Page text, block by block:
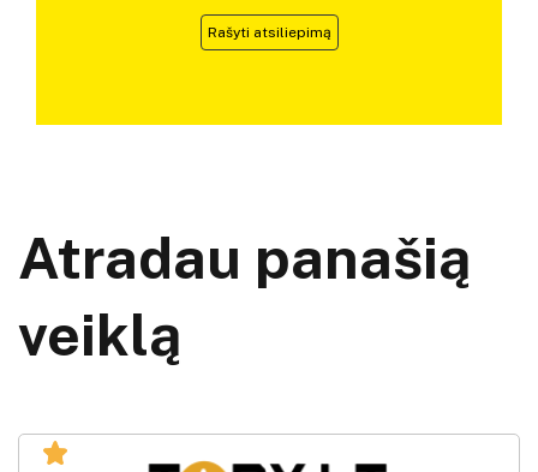
Rašyti atsiliepimą
Atradau panašią
veiklą